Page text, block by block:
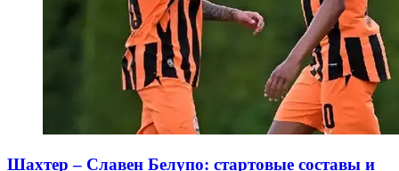
Шахтер – Славен Белупо: стартовые составы и